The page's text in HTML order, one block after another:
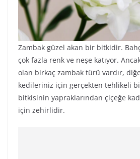
Zambak güzel akan bir bitkidir.
çok fazla renk ve neşe katıyor.
olan birkaç zambak türü vardır,
kedileriniz için gerçekten tehlikeli
bitkisinin yapraklarından çiçeğe
için zehirlidir.